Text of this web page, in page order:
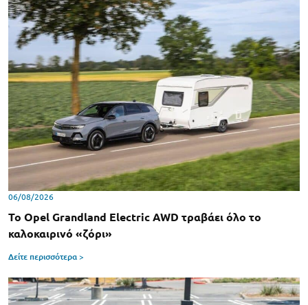
06/08/2026
Το Opel Grandland Electric AWD τραβάει όλο το
καλοκαιρινό «ζόρι»
Δείτε περισσότερα >